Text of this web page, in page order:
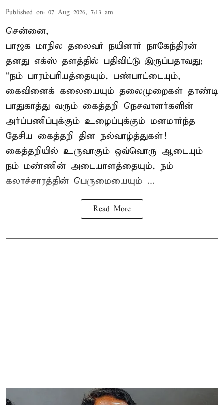
Published on: 07 Aug 2026, 7:13 am
சென்னை,
பாஜக மாநில தலைவர் நயினார் நாகேந்திரன்
தனது எக்ஸ் தளத்தில் பதிவிட்டு இருப்பதாவது;
“நம் பாரம்பரியத்தையும், பண்பாட்டையும்,
கைவினைக் கலையையும் தலைமுறைகள் தாண்டி
பாதுகாத்து வரும் கைத்தறி நெசவாளர்களின்
அர்ப்பணிப்புக்கும் உழைப்புக்கும் மனமார்ந்த
தேசிய கைத்தறி தின நல்வாழ்த்துகள்!
கைத்தறியில் உருவாகும் ஒவ்வொரு ஆடையும்
நம் மண்ணின் அடையாளத்தையும், நம்
கலாச்சாரத்தின் பெருமையையும் ...
Read More